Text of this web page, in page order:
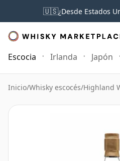
🇺🇸¿Desde Estados
Escocia Irlanda Japón
Inicio/Whisky escocés/Highland